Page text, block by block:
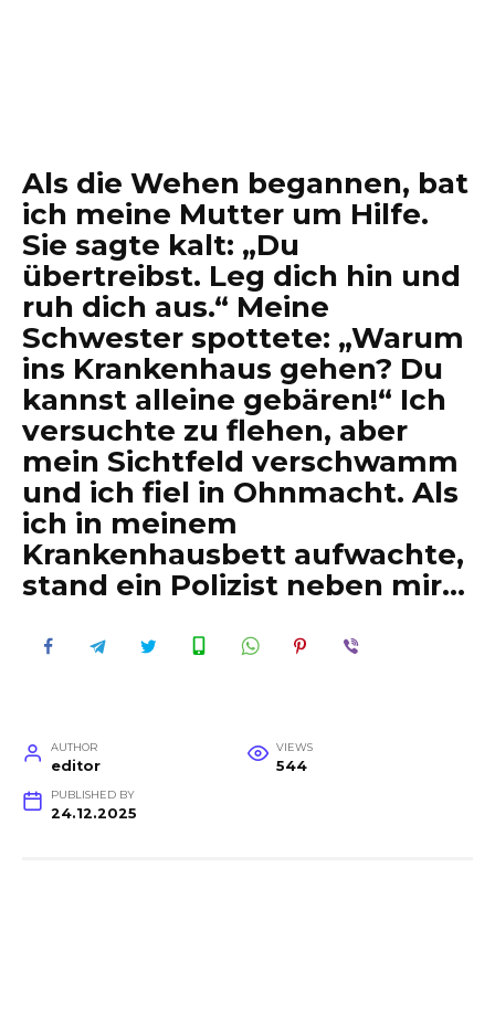
Als die Wehen begannen, bat
ich meine Mutter um Hilfe.
Sie sagte kalt: „Du
übertreibst. Leg dich hin und
ruh dich aus.“ Meine
Schwester spottete: „Warum
ins Krankenhaus gehen? Du
kannst alleine gebären!“ Ich
versuchte zu flehen, aber
mein Sichtfeld verschwamm
und ich fiel in Ohnmacht. Als
ich in meinem
Krankenhausbett aufwachte,
stand ein Polizist neben mir…
AUTHOR
editor
VIEWS
544
PUBLISHED BY
24.12.2025